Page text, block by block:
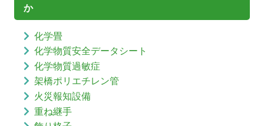
か
化学畳
化学物質安全データシート
化学物質過敏症
架橋ポリエチレン管
火災報知設備
重ね継手